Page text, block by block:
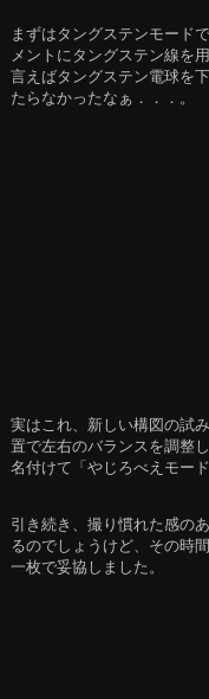
まずはタングステンモード
メントにタングステン線を
言えばタングステン電球を
たらなかったなぁ．．．。
実はこれ、新しい構図の試
置で左右のバランスを調
名付けて「やじろべえモード
引き続き、撮り慣れた感の
るのでしょうけど、その時
一枚で妥協しました。